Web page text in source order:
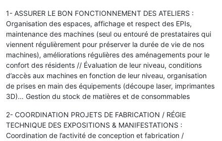
1- ASSURER LE BON FONCTIONNEMENT DES ATELIERS :
Organisation des espaces, affichage et respect des EPIs,
maintenance des machines (seul ou entouré de prestataires qui
viennent régulièrement pour préserver la durée de vie de nos
machines), améliorations régulières des aménagements pour le
confort des résidents // Évaluation de leur niveau, conditions
d’accès aux machines en fonction de leur niveau, organisation
de prises en main des équipements (découpe laser, imprimantes
3D)… Gestion du stock de matières et de consommables
2- COORDINATION PROJETS DE FABRICATION / RÉGIE
TECHNIQUE DES EXPOSITIONS & MANIFESTATIONS :
Coordination de l’activité de conception et fabrication /